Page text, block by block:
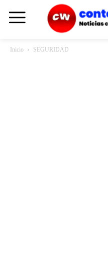
Inicio SEGURIDAD